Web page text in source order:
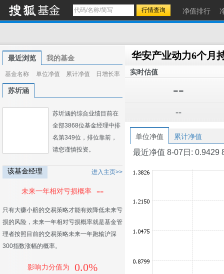
净值排行
最近浏览 我的基金
基金名称 单位净值 累计净值 日增长率
苏圻涵
苏圻涵的综合业绩目前在
全部3868位基金经理中排
名第349位，排位靠前，
请您谨慎投资。
该基金经理 进入主页>>
未来一年相对亏损概率 --
只有大赚小赔的交易策略才能有效降低未来亏
损的风险，未来一年相对亏损概率就是基金管
理者按照目前的交易策略未来一年跑输沪深
300指数涨幅的概率。
影响力分值为 0.0%
实时估值
--
--
单位净值 累计净值
最近净值 8-07日: 0.9429